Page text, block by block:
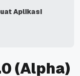
Aplikasi
(Alpha)